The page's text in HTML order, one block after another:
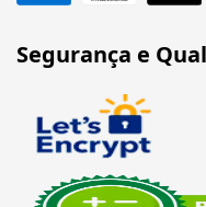
Segurança e